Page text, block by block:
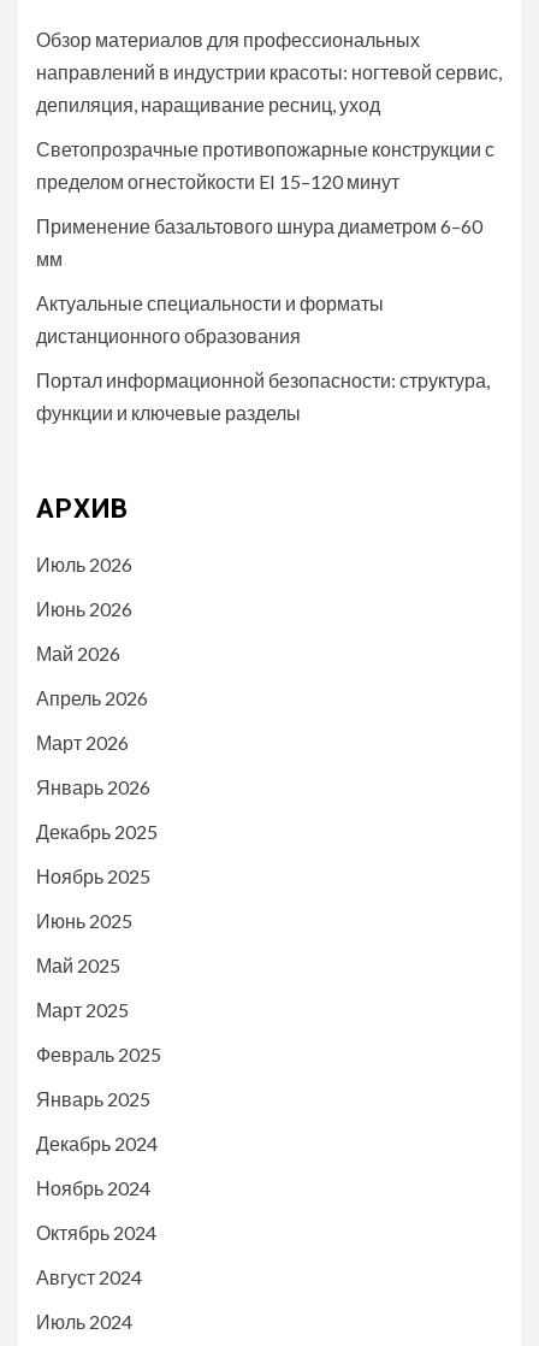
Обзор материалов для профессиональных
направлений в индустрии красоты: ногтевой сервис,
депиляция, наращивание ресниц, уход
Светопрозрачные противопожарные конструкции с
пределом огнестойкости EI 15–120 минут
Применение базальтового шнура диаметром 6–60
мм
Актуальные специальности и форматы
дистанционного образования
Портал информационной безопасности: структура,
функции и ключевые разделы
АРХИВ
Июль 2026
Июнь 2026
Май 2026
Апрель 2026
Март 2026
Январь 2026
Декабрь 2025
Ноябрь 2025
Июнь 2025
Май 2025
Март 2025
Февраль 2025
Январь 2025
Декабрь 2024
Ноябрь 2024
Октябрь 2024
Август 2024
Июль 2024